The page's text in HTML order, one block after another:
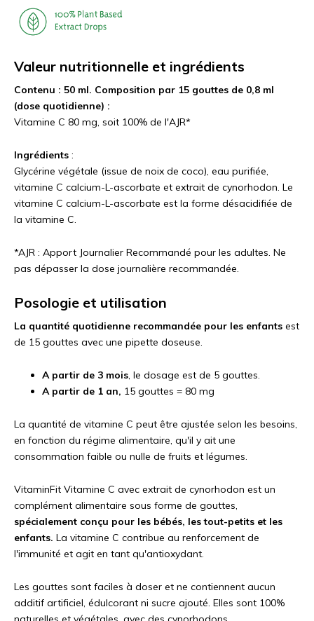
Valeur nutritionnelle et ingrédients
Contenu : 50 ml. Composition par 15 gouttes de 0,8 ml
(dose quotidienne) :
Vitamine C 80 mg, soit 100% de l'AJR*
Ingrédients :
Glycérine végétale (issue de noix de coco), eau purifiée,
vitamine C calcium-L-ascorbate et extrait de cynorhodon. Le
vitamine C calcium-L-ascorbate est la forme désacidifiée de
la vitamine C.
*AJR : Apport Journalier Recommandé pour les adultes. Ne
pas dépasser la dose journalière recommandée.
Posologie et utilisation
La quantité quotidienne recommandée pour les enfants est
de 15 gouttes avec une pipette doseuse.
A partir de 3 mois, le dosage est de 5 gouttes.
A partir de 1 an, 15 gouttes = 80 mg
La quantité de vitamine C peut être ajustée selon les besoins,
en fonction du régime alimentaire, qu'il y ait une
consommation faible ou nulle de fruits et légumes.
VitaminFit Vitamine C avec extrait de cynorhodon est un
complément alimentaire sous forme de gouttes,
spécialement conçu pour les bébés, les tout-petits et les
enfants. La vitamine C contribue au renforcement de
l'immunité et agit en tant qu'antioxydant.
Les gouttes sont faciles à doser et ne contiennent aucun
additif artificiel, édulcorant ni sucre ajouté. Elles sont 100%